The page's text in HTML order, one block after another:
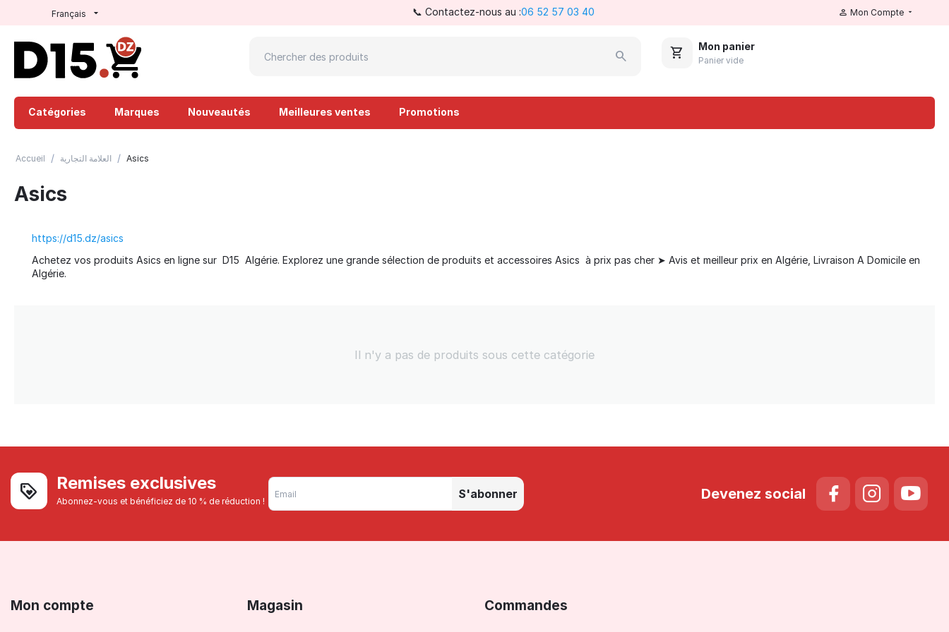
Français 📞 Contactez-nous au :06 52 57 03 40 Mon Compte
Mon panier
Panier vide
Catégories Marques Nouveautés Meilleures ventes Promotions
Accueil / العلامة التجارية / Asics
Asics
https://d15.dz/asics
Achetez vos produits Asics en ligne sur D15 Algérie. Explorez une grande sélection de produits et accessoires Asics à prix pas cher ➤ Avis et meilleur prix en Algérie, Livraison A Domicile en
Algérie.
Il n'y a pas de produits sous cette catégorie
Remises exclusives
Abonnez-vous et bénéficiez de 10 % de réduction !
S'abonner Devenez social
Mon compte Magasin Commandes